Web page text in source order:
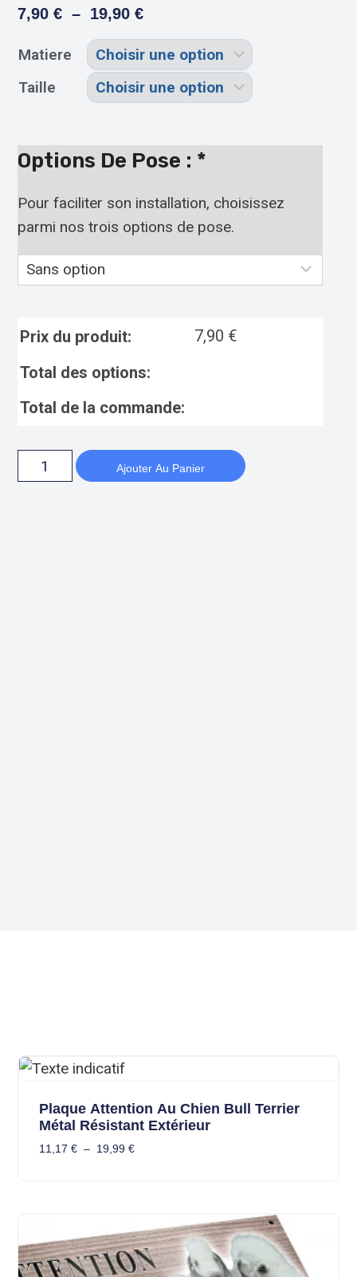
7,90€ – 19,90€
Matiere
Taille
Options De Pose : *
Pour faciliter son installation, choisissez
parmi nos trois options de pose.
Prix du produit: 7,90 €
Total des options:
Total de la commande:
Ajouter Au Panier
Plaque Attention Au Chien Bull Terrier
Métal Résistant Extérieur
11,17 € – 19,99 €